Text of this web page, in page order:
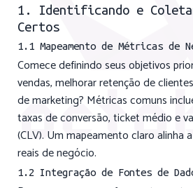
1. Identificando e
Certos
1.1 Mapeamento de Métricas de
Comece definindo seus objetivos
vendas, melhorar retenção de
de marketing? Métricas comuns
taxas de conversão, ticket médio e
(CLV). Um mapeamento claro alinha
reais de negócio.
1.2 Integração de Fontes de